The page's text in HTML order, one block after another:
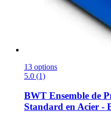
13 options
5.0 (1)
BWT Ensemble de
Standard en Acier -​